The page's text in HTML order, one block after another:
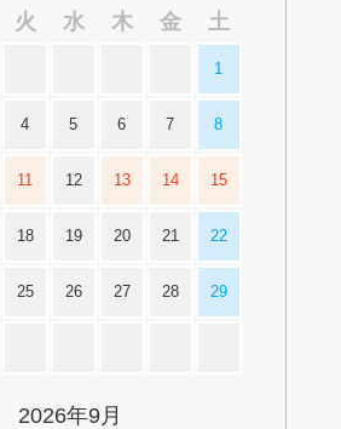
火 水 木 金 土
1
4 5 6 7 8
11 12 13 14 15
18 19 20 21 22
25 26 27 28 29
2026年9月